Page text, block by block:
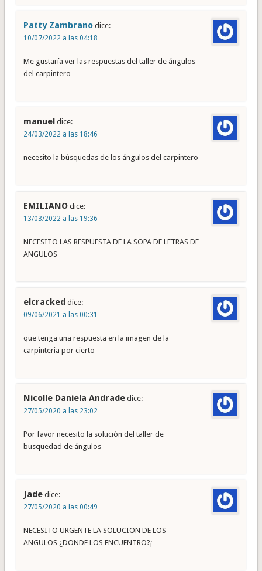
Patty Zambrano dice:
10/07/2022 a las 04:18
Me gustaría ver las respuestas del taller de ángulos
del carpintero
manuel dice:
24/03/2022 a las 18:46
necesito la búsquedas de los ángulos del carpintero
EMILIANO dice:
13/03/2022 a las 19:36
NECESITO LAS RESPUESTA DE LA SOPA DE LETRAS DE
ANGULOS
elcracked dice:
09/06/2021 a las 00:31
que tenga una respuesta en la imagen de la
carpinteria por cierto
Nicolle Daniela Andrade dice:
27/05/2020 a las 23:02
Por favor necesito la solución del taller de
busquedad de ángulos
Jade dice:
27/05/2020 a las 00:49
NECESITO URGENTE LA SOLUCION DE LOS
ANGULOS ¿DONDE LOS ENCUENTRO?¡